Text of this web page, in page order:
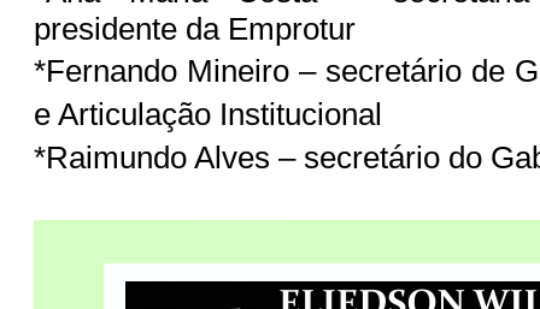
presidente da Emprotur
*Fernando Mineiro – secretário de
e Articulação Institucional
*Raimundo Alves – secretário do